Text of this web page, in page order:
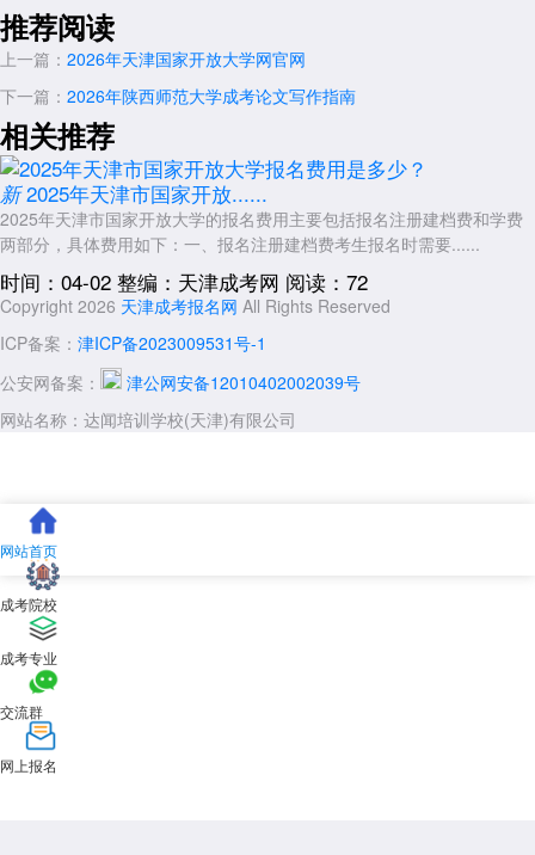
推荐阅读
上一篇： 2026年天津国家开放大学网官网
下一篇： 2026年陕西师范大学成考论文写作指南
相关推荐
新 2025年天津市国家开放......
2025年天津市国家开放大学的报名费用主要包括报名注册建档费和学费
两部分，具体费用如下：一、报名注册建档费考生报名时需要......
时间：04-02 整编：天津成考网 阅读：72
Copyright 2026 天津成考报名网 All Rights Reserved
ICP备案： 津ICP备2023009531号-1
公安网备案：
津公网安备12010402002039号
网站名称：达闻培训学校(天津)有限公司
网站首页
成考院校
成考专业
交流群
网上报名